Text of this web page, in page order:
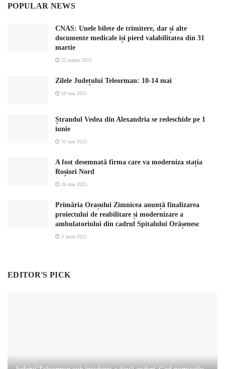
POPULAR NEWS
CNAS: Unele bilete de trimitere, dar și alte
documente medicale își pierd valabilitatea din 31
martie
22 martie 2022
Zilele Județului Teleorman: 10-14 mai
10 mai 2025
Ștrandul Vedea din Alexandria se redeschide pe 1
iunie
31 mai 2022
A fost desemnată firma care va moderniza stația
Roșiori Nord
26 mai 2025
Primăria Orașului Zimnicea anunță finalizarea
proiectului de reabilitare și modernizare a
ambulatoriului din cadrul Spitalului Orășenesc
3 iunie 2025
EDITOR'S PICK